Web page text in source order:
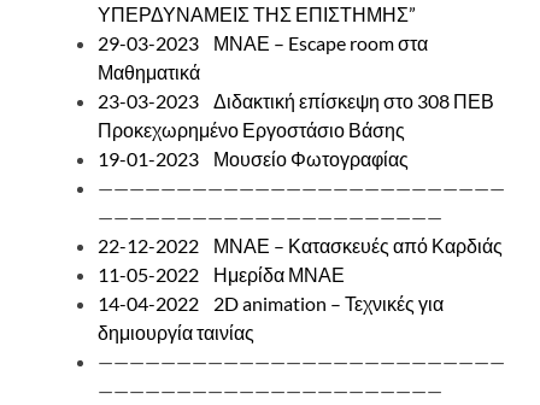
ΥΠΕΡΔΥΝΑΜΕΙΣ ΤΗΣ ΕΠΙΣΤΗΜΗΣ”
29-03-2023 ΜΝΑΕ – Escape room στα
Μαθηματικά
23-03-2023 Διδακτική επίσκεψη στο 308 ΠΕΒ
Προκεχωρημένο Εργοστάσιο Βάσης
19-01-2023 Μουσείο Φωτογραφίας
——————————————————————————
——————————————————————
22-12-2022 ΜΝΑΕ – Κατασκευές από Καρδιάς
11-05-2022 Ημερίδα ΜΝΑΕ
14-04-2022 2D animation – Τεχνικές για
δημιουργία ταινίας
——————————————————————————
——————————————————————